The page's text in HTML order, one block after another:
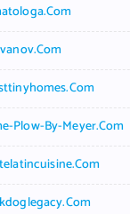
Plow-By-Meyer.com